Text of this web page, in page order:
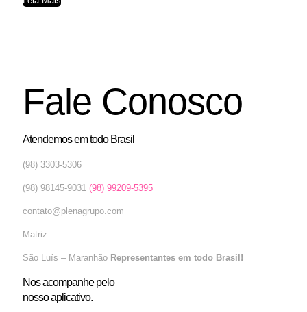
Fale Conosco
Atendemos em todo Brasil
(98) 3303-5306
(98) 98145-9031 (98) 99209-5395
contato@plenagrupo.com
Matriz
São Luís – Maranhão Representantes em todo Brasil!
Nos acompanhe pelo
nosso aplicativo.